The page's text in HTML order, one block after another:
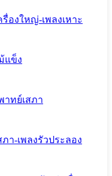
องใหญ่-เพลงเหาะ
แข็ง
าทย์เสภา
า-เพลงรัวประลอง